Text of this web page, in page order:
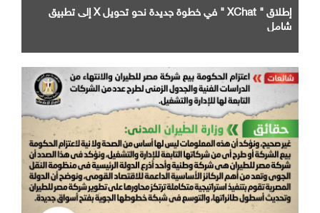
إطلاق " XChat " في خطوة جديدة نحو تحويل X إلى تطبيق
شامل